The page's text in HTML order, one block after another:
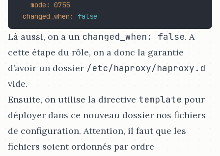
mode:
0755
changed_when:
false
Là aussi, on a un changed_when: false. A
cette étape du rôle, on a donc la garantie
d’avoir un dossier /etc/haproxy/haproxy.d
vide.
Ensuite, on utilise la directive template pour
déployer dans ce nouveau dossier nos fichiers
de configuration. Attention, il faut que les
fichiers soient ordonnés par ordre